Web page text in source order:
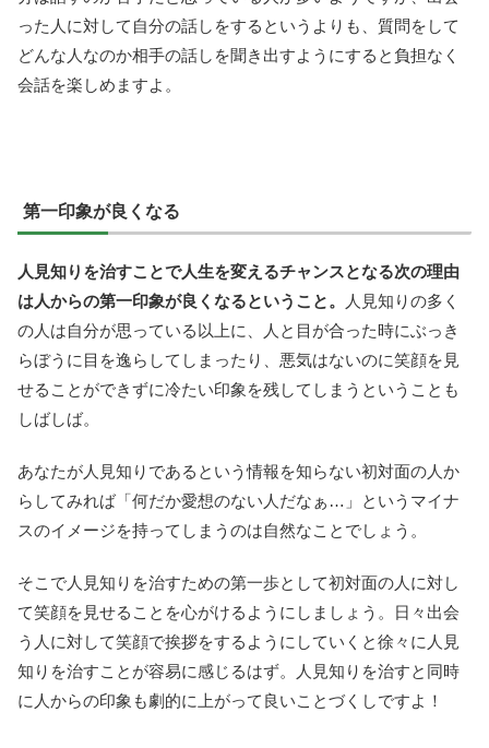
った人に対して自分の話しをするというよりも、質問をして
どんな人なのか相手の話しを聞き出すようにすると負担なく
会話を楽しめますよ。
第一印象が良くなる
人見知りを治すことで人生を変えるチャンスとなる次の理由
は人からの第一印象が良くなるということ。
人見知りの多く
の人は自分が思っている以上に、人と目が合った時にぶっき
らぼうに目を逸らしてしまったり、悪気はないのに笑顔を見
せることができずに冷たい印象を残してしまうということも
しばしば。
あなたが人見知りであるという情報を知らない初対面の人か
らしてみれば「何だか愛想のない人だなぁ…」というマイナ
スのイメージを持ってしまうのは自然なことでしょう。
そこで人見知りを治すための第一歩として初対面の人に対し
て笑顔を見せることを心がけるようにしましょう。日々出会
う人に対して笑顔で挨拶をするようにしていくと徐々に人見
知りを治すことが容易に感じるはず。人見知りを治すと同時
に人からの印象も劇的に上がって良いことづくしですよ！